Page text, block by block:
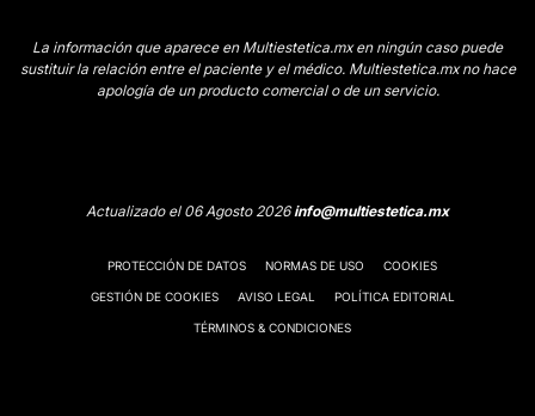
La información que aparece en Multiestetica.mx en ningún caso puede
sustituir la relación entre el paciente y el médico. Multiestetica.mx no hace
apología de un producto comercial o de un servicio.
Actualizado el 06 Agosto 2026info@multiestetica.mx
PROTECCIÓN DE DATOS NORMAS DE USO COOKIES
GESTIÓN DE COOKIES AVISO LEGAL POLÍTICA EDITORIAL
TÉRMINOS & CONDICIONES